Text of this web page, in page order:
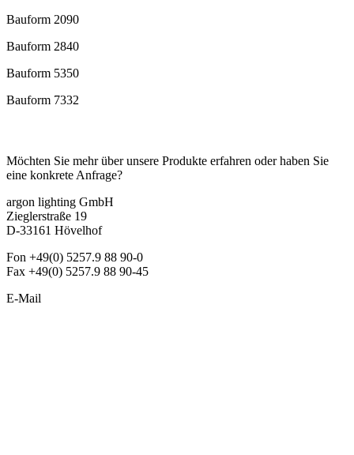
Bauform 2090
Bauform 2840
Bauform 5350
Bauform 7332
Möchten Sie mehr über unsere Produkte erfahren oder haben Sie
eine konkrete Anfrage?
argon lighting GmbH
Zieglerstraße 19
D-33161 Hövelhof
Fon +49(0) 5257.9 88 90-0
Fax +49(0) 5257.9 88 90-45
E-Mail